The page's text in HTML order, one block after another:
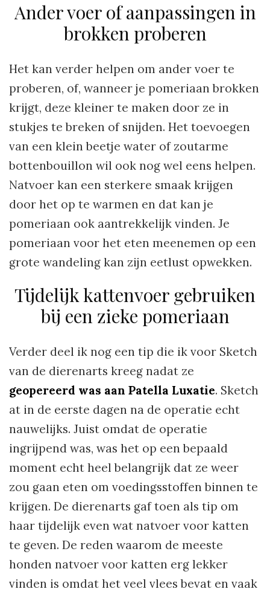
Ander voer of aanpassingen in
brokken proberen
Het kan verder helpen om ander voer te
proberen, of, wanneer je pomeriaan brokken
krijgt, deze kleiner te maken door ze in
stukjes te breken of snijden. Het toevoegen
van een klein beetje water of zoutarme
bottenbouillon wil ook nog wel eens helpen.
Natvoer kan een sterkere smaak krijgen
door het op te warmen en dat kan je
pomeriaan ook aantrekkelijk vinden. Je
pomeriaan voor het eten meenemen op een
grote wandeling kan zijn eetlust opwekken.
Tijdelijk kattenvoer gebruiken
bij een zieke pomeriaan
Verder deel ik nog een tip die ik voor Sketch
van de dierenarts kreeg nadat ze
geopereerd was aan Patella Luxatie. Sketch
at in de eerste dagen na de operatie echt
nauwelijks. Juist omdat de operatie
ingrijpend was, was het op een bepaald
moment echt heel belangrijk dat ze weer
zou gaan eten om voedingsstoffen binnen te
krijgen. De dierenarts gaf toen als tip om
haar tijdelijk even wat natvoer voor katten
te geven. De reden waarom de meeste
honden natvoer voor katten erg lekker
vinden is omdat het veel vlees bevat en vaak